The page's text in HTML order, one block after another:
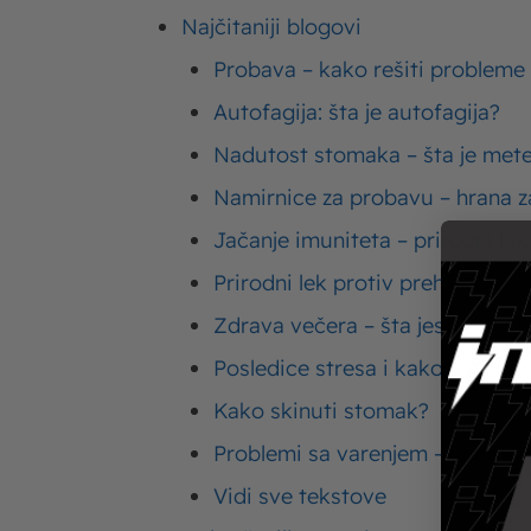
Najčitaniji blogovi
Probava – kako rešiti
Autofagija: šta je autofagija?
Nadutost stomaka – šta je
Namirnice za probavu – hrana
Jačanje imuniteta – prirodni lek
Prirodni lek protiv prehlade
Zdrava večera – šta jesti za
Posledice stresa i kako
Kako skinuti stomak?
Problemi sa varenjem –
Vidi sve tekstove
So, biber, vlašac,
Nekoliko kašika
Priprema
Zamesite testo od ovih
pomalo dodajete
providnu foliju i neka
napravite raviole.
Izmešajte spanać, sir
ostavite dok testo